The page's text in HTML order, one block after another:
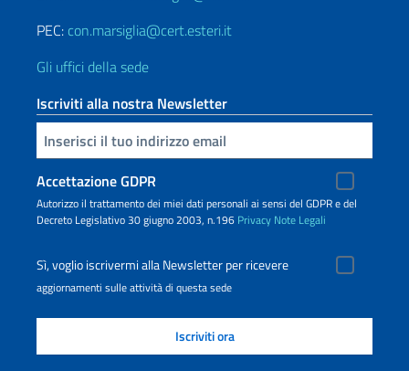
PEC: con.marsiglia@cert.esteri.it
Gli uffici della sede
Iscriviti alla nostra Newsletter
Inserisci la tua email
Accettazione GDPR
Autorizzo il trattamento dei miei dati personali ai sensi del GDPR e del
Decreto Legislativo 30 giugno 2003, n.196 Privacy Note Legali
Sì, voglio iscrivermi alla Newsletter per ricevere
aggiornamenti sulle attività di questa sede